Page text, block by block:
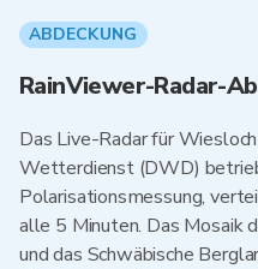
ABDECKUNG
RainViewer-Radar-
Das Live-Radar für
Wetterdienst (DWD)
Polarisationsmessung,
alle 5 Minuten. Das Mosaik
und das Schwäbische